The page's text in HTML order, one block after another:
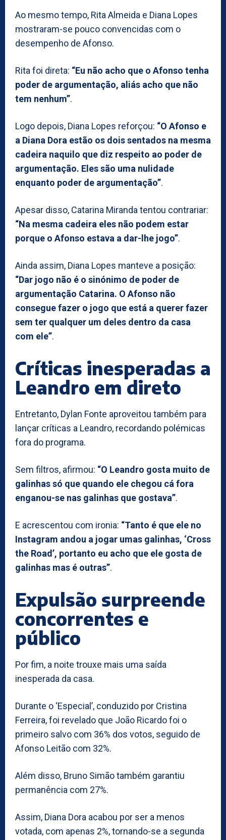
Ao mesmo tempo, Rita Almeida e Diana Lopes
mostraram-se pouco convencidas com o
desempenho de Afonso.
Rita foi direta: “Eu não acho que o Afonso tenha
poder de argumentação, aliás acho que não
tem nenhum”.
Logo depois, Diana Lopes reforçou: “O Afonso e
a Diana Dora estão os dois sentados na mesma
cadeira naquilo que diz respeito ao poder de
argumentação. Eles são uma nulidade
enquanto poder de argumentação”.
Apesar disso, Catarina Miranda tentou contrariar:
“Na mesma cadeira eles não podem estar
porque o Afonso estava a dar-lhe jogo”.
Ainda assim, Diana Lopes manteve a posição:
“Dar jogo não é o sinónimo de poder de
argumentação Catarina. O Afonso não
consegue fazer o jogo que está a querer fazer
sem ter qualquer um deles dentro da casa
com ele”.
Críticas inesperadas a
Leandro em direto
Entretanto, Dylan Fonte aproveitou também para
lançar críticas a Leandro, recordando polémicas
fora do programa.
Sem filtros, afirmou: “O Leandro gosta muito de
galinhas só que quando ele chegou cá fora
enganou-se nas galinhas que gostava”.
E acrescentou com ironia: “Tanto é que ele no
Instagram andou a jogar umas galinhas, ‘Cross
the Road’, portanto eu acho que ele gosta de
galinhas mas é outras”.
Expulsão surpreende
concorrentes e
público
Por fim, a noite trouxe mais uma saída
inesperada da casa.
Durante o ‘Especial’, conduzido por Cristina
Ferreira, foi revelado que João Ricardo foi o
primeiro salvo com 36% dos votos, seguido de
Afonso Leitão com 32%.
Além disso, Bruno Simão também garantiu
permanência com 27%.
Assim, Diana Dora acabou por ser a menos
votada, com apenas 2%, tornando-se a segunda